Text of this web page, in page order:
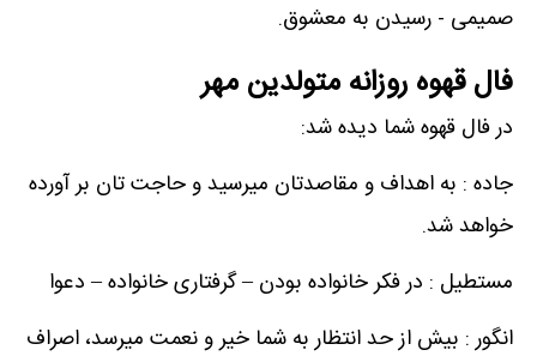
صمیمی - رسیدن به معشوق.
فال قهوه روزانه متولدین مهر
در فال قهوه شما دیده شد:
جاده : به اهداف و مقاصدتان میرسید و حاجت تان بر آورده
خواهد شد.
مستطیل : در فکر خانواده بودن – گرفتاری خانواده – دعوا
انگور : بیش از حد انتظار به شما خیر و نعمت میرسد، اصراف